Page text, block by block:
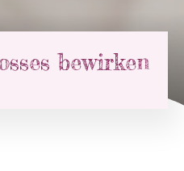
bewirken